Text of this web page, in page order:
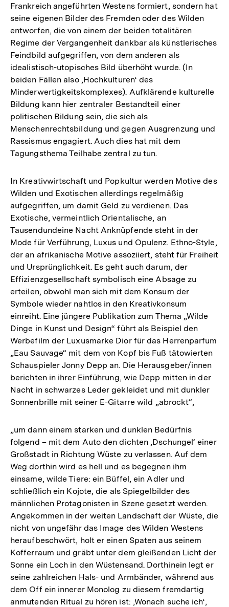
Frankreich angeführten Westens formiert, sondern hat
seine eigenen Bilder des Fremden oder des Wilden
entworfen, die von einem der beiden totalitären
Regime der Vergangenheit dankbar als künstlerisches
Feindbild aufgegriffen, von dem anderen als
idealistisch-utopisches Bild überhöht wurde. (In
beiden Fällen also ‚Hochkulturen‘ des
Minderwertigkeitskomplexes). Aufklärende kulturelle
Bildung kann hier zentraler Bestandteil einer
politischen Bildung sein, die sich als
Menschenrechtsbildung und gegen Ausgrenzung und
Rassismus engagiert. Auch dies hat mit dem
Tagungsthema Teilhabe zentral zu tun.
In Kreativwirtschaft und Popkultur werden Motive des
Wilden und Exotischen allerdings regelmäßig
aufgegriffen, um damit Geld zu verdienen. Das
Exotische, vermeintlich Orientalische, an
Tausendundeine Nacht Anknüpfende steht in der
Mode für Verführung, Luxus und Opulenz. Ethno-Style,
der an afrikanische Motive assoziiert, steht für Freiheit
und Ursprünglichkeit. Es geht auch darum, der
Effizienzgesellschaft symbolisch eine Absage zu
erteilen, obwohl man sich mit dem Konsum der
Symbole wieder nahtlos in den Kreativkonsum
einreiht. Eine jüngere Publikation zum Thema „Wilde
Dinge in Kunst und Design“ führt als Beispiel den
Werbefilm der Luxusmarke Dior für das Herrenparfum
„Eau Sauvage“ mit dem von Kopf bis Fuß tätowierten
Schauspieler Jonny Depp an. Die Herausgeber/innen
berichten in ihrer Einführung, wie Depp mitten in der
Nacht in schwarzes Leder gekleidet und mit dunkler
Sonnenbrille mit seiner E-Gitarre wild „abrockt“,
„um dann einem starken und dunklen Bedürfnis
folgend – mit dem Auto den dichten ‚Dschungel‘ einer
Großstadt in Richtung Wüste zu verlassen. Auf dem
Weg dorthin wird es hell und es begegnen ihm
einsame, wilde Tiere: ein Büffel, ein Adler und
schließlich ein Kojote, die als Spiegelbilder des
männlichen Protagonisten in Szene gesetzt werden.
Angekommen in der weiten Landschaft der Wüste, die
nicht von ungefähr das Image des Wilden Westens
heraufbeschwört, holt er einen Spaten aus seinem
Kofferraum und gräbt unter dem gleißenden Licht der
Sonne ein Loch in den Wüstensand. Dorthinein legt er
seine zahlreichen Hals- und Armbänder, während aus
dem Off ein innerer Monolog zu diesem fremdartig
anmutenden Ritual zu hören ist: ‚Wonach suche ich‘,